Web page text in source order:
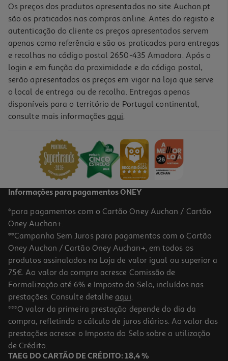
Os preços dos produtos apresentados no site Auchan.pt
são os praticados nas compras online. Antes do registo e
autenticação do cliente os preços apresentados servem
apenas como referência e são os praticados para entregas
e recolhas no código postal 2650-435 Amadora. Após o
login e em função da proximidade e do código postal,
serão apresentados os preços em vigor na loja que serve
o local de entrega ou de recolha. Entregas apenas
disponíveis para o território de Portugal continental,
consulte mais informações aqui.
Informações para pagamentos ONEY
*para pagamentos com o Cartão Oney Auchan / Cartão
Oney Auchan+.
**Campanha Sem Juros para pagamentos com o Cartão
Oney Auchan / Cartão Oney Auchan+, em todos os
produtos assinalados na Loja de valor igual ou superior a
75€. Ao valor da compra acresce Comissão de
Formalização até 6% e Imposto do Selo, incluídos nas
prestações. Consulte detalhe aqui.
***O valor da primeira prestação depende do dia da
compra, refletindo o cálculo de juros diários. Ao valor das
prestações acresce o Imposto do Selo sobre a utilização
de Crédito.
TAEG DO CARTÃO DE CRÉDITO: 18,4 %